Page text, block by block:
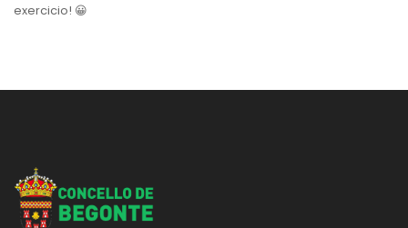
exercicio! 😀